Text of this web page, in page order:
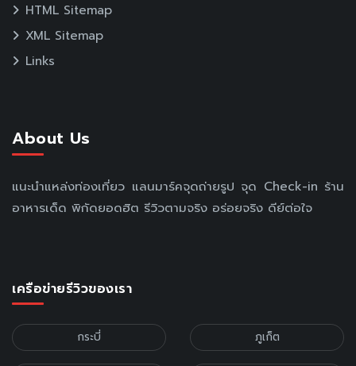
HTML Sitemap
XML Sitemap
Links
About Us
แนะนำแหล่งท่องเที่ยว แลนมาร์คจุดถ่ายรูป จุด Check-in ร้าน
อาหารเด็ด พิกัดยอดฮิต รีวิวตามจริง อร่อยจริง ดีย์ต่อใจ
เครือข่ายรีวิวของเรา
กระบี่ ภูเก็ต